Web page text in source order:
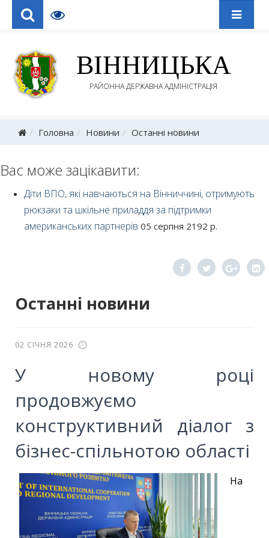
ВІННИЦЬКА
РАЙОННА ДЕРЖАВНА АДМІНІСТРАЦІЯ
Головна Новини Останні новини
Останні новини
02 СІЧНЯ 2026
У новому році
продовжуємо
конструктивний діалог з
бізнес-спільнотою області
На
Вас може зацікавити:
Діти ВПО, які навчаються на Вінниччині, отримують
рюкзаки та шкільне приладдя за підтримки
американських партнерів 05 серпня 2192 р.